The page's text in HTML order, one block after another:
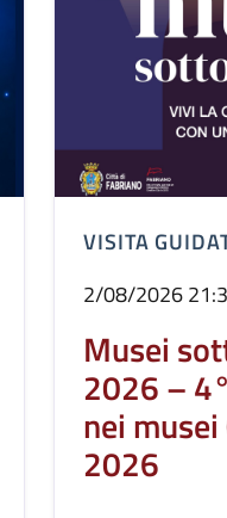
VISITA
2/08/2026
Musei
2026 –
nei
2026